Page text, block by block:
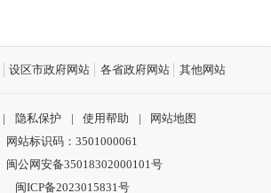
设区市政府网站 各省政府网站 其他网站
| 隐私保护 | 使用帮助 |
网站地图
网站标识码：3501000061
闽公网安备35018302000101号
闽ICP备2023015831号